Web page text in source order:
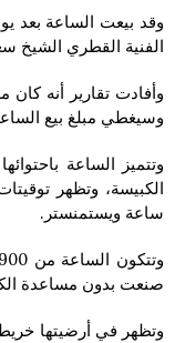
وقد بيعت الساعة بعد
الفنية القطري الشيخ
وأفادت تقارير أنه
وسيغطي مبلغ بيع
وتتميز الساعة
الكبيسة، وتظهر
ساعة ويستمنستر.
صنعت بدون مساعدة
وتظهر في أرضيتها